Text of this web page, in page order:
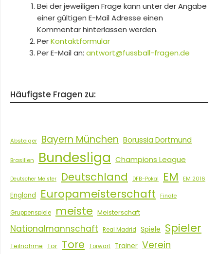
Bei der jeweiligen Frage kann unter der Angabe
einer gültigen E-Mail Adresse einen
Kommentar hinterlassen werden.
PerKontaktformular
Per E-Mail an: antwort@fussball-fragen.de
Häufigste Fragen zu:
Absteiger Bayern München Borussia Dortmund
Brasilien Bundesliga Champions League
Deutscher Meister Deutschland DFB-Pokal EM EM 2016
England Europameisterschaft Finale
Gruppenspiele meiste Meisterschaft
Nationalmannschaft Real Madrid Spiele Spieler
Teilnahme Tor Tore Torwart Trainer Verein